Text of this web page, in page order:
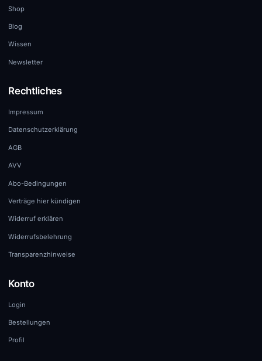
Shop
Blog
Wissen
Newsletter
Rechtliches
Impressum
Datenschutzerklärung
AGB
AVV
Abo-Bedingungen
Verträge hier kündigen
Widerruf erklären
Widerrufsbelehrung
Transparenzhinweise
Konto
Login
Bestellungen
Profil